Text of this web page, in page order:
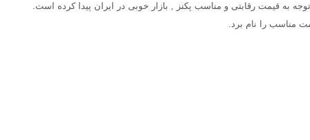
به قیمت رقابتی و مناسب پکنز , بازار خوبی در ایران پیدا کرده است.
مناسب را نام برد.